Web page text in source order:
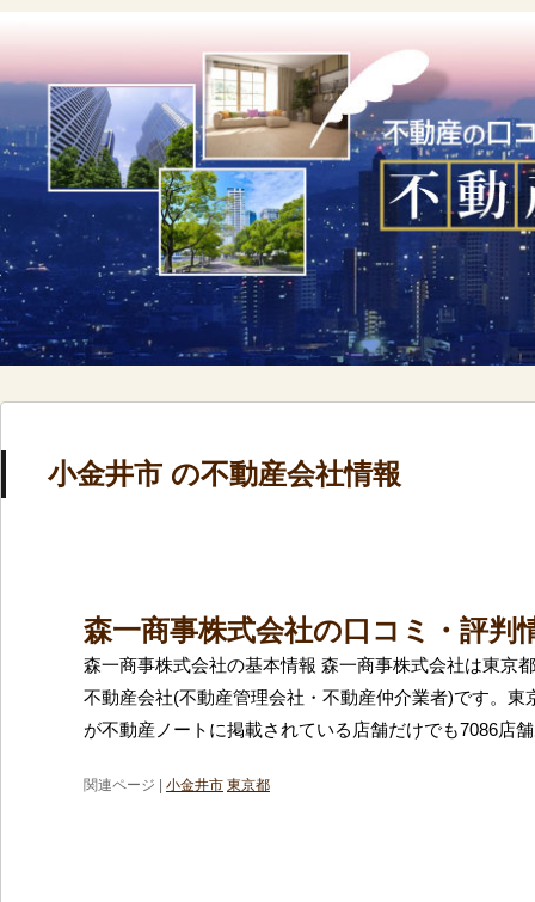
小金井市 の不動産会社情報
森一商事株式会社の口コミ・評判
森一商事株式会社の基本情報 森一商事株式会社は東京
不動産会社(不動産管理会社・不動産仲介業者)です。東
が不動産ノートに掲載されている店舗だけでも7086店
関連ページ | 小金井市 東京都